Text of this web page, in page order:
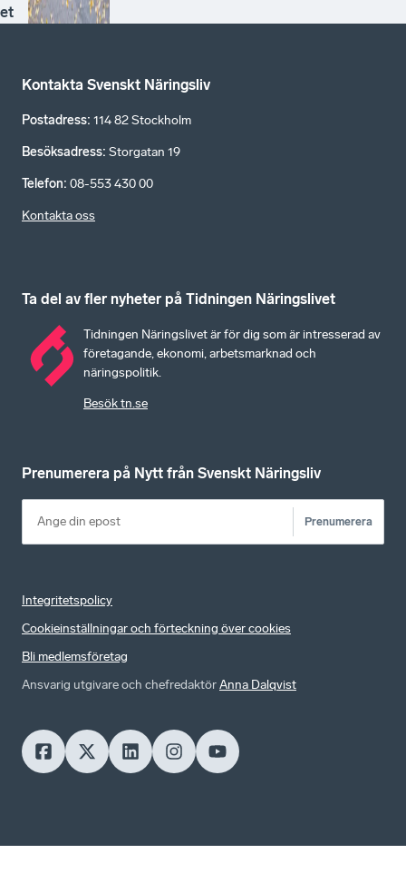
et
Kontakta Svenskt Näringsliv
Postadress: 114 82 Stockholm
Besöksadress: Storgatan 19
Telefon: 08-553 430 00
Kontakta oss
Ta del av fler nyheter på Tidningen Näringslivet
Tidningen Näringslivet är för dig som är intresserad av
företagande, ekonomi, arbetsmarknad och
näringspolitik.
Besök tn.se
Prenumerera på Nytt från Svenskt Näringsliv
Prenumerera
Integritetspolicy
Cookieinställningar och förteckning över cookies
Bli medlemsföretag
Ansvarig utgivare och chefredaktörAnna Dalqvist